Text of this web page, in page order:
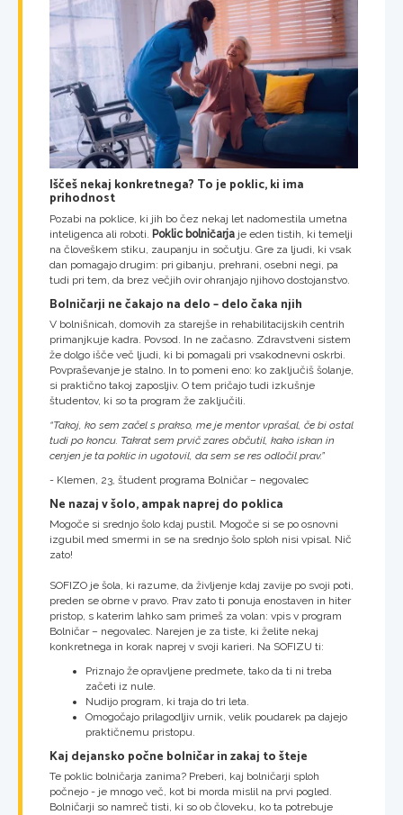
Iščeš nekaj konkretnega? To je poklic, ki ima
prihodnost
Pozabi na poklice, ki jih bo čez nekaj let nadomestila umetna
inteligenca ali roboti. Poklic bolničarja je eden tistih, ki temelji
na človeškem stiku, zaupanju in sočutju. Gre za ljudi, ki vsak
dan pomagajo drugim: pri gibanju, prehrani, osebni negi, pa
tudi pri tem, da brez večjih ovir ohranjajo njihovo dostojanstvo.
Bolničarji ne čakajo na delo – delo čaka njih
V bolnišnicah, domovih za starejše in rehabilitacijskih centrih
primanjkuje kadra. Povsod. In ne začasno. Zdravstveni sistem
že dolgo išče več ljudi, ki bi pomagali pri vsakodnevni oskrbi.
Povpraševanje je stalno. In to pomeni eno: ko zaključiš šolanje,
si praktično takoj zaposljiv. O tem pričajo tudi izkušnje
študentov, ki so ta program že zaključili.
“Takoj, ko sem začel s prakso, me je mentor vprašal, če bi ostal
tudi po koncu. Takrat sem prvič zares občutil, kako iskan in
cenjen je ta poklic in ugotovil, da sem se res odločil prav.”
- Klemen, 23, študent programa Bolničar – negovalec
Ne nazaj v šolo, ampak naprej do poklica
Mogoče si srednjo šolo kdaj pustil. Mogoče si se po osnovni
izgubil med smermi in se na srednjo šolo sploh nisi vpisal. Nič
zato!
SOFIZO je šola, ki razume, da življenje kdaj zavije po svoji poti,
preden se obrne v pravo. Prav zato ti ponuja enostaven in hiter
pristop, s katerim lahko sam primeš za volan: vpis v program
Bolničar – negovalec. Narejen je za tiste, ki želite nekaj
konkretnega in korak naprej v svoji karieri. Na SOFIZU ti:
Priznajo že opravljene predmete, tako da ti ni treba
začeti iz nule.
Nudijo program, ki traja do tri leta.
Omogočajo prilagodljiv urnik, velik poudarek pa dajejo
praktičnemu pristopu.
Kaj dejansko počne bolničar in zakaj to šteje
Te poklic bolničarja zanima? Preberi, kaj bolničarji sploh
počnejo - je mnogo več, kot bi morda mislil na prvi pogled.
Bolničarji so namreč tisti, ki so ob človeku, ko ta potrebuje